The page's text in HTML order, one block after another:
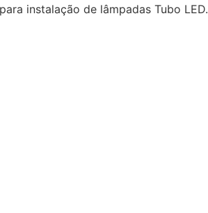
instalação de lâmpadas Tubo LED.